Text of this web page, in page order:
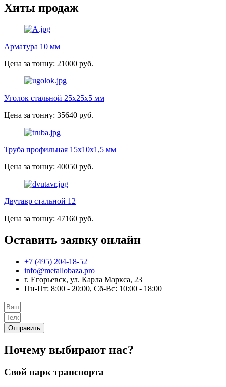
Хиты продаж
Арматура 10 мм
Цена за тонну: 21000 руб.
Уголок стальной 25х25х5 мм
Цена за тонну: 35640 руб.
Труба профильная 15х10х1,5 мм
Цена за тонну: 40050 руб.
Двутавр стальной 12
Цена за тонну: 47160 руб.
Оставить заявку онлайн
+7 (495) 204-18-52
info@metallobaza.pro
г. Егорьевск, ул. Карла Маркса, 23
Пн-Пт: 8:00 - 20:00, Сб-Вс: 10:00 - 18:00
Отправить
Почему выбирают нас?
Свой парк транспорта